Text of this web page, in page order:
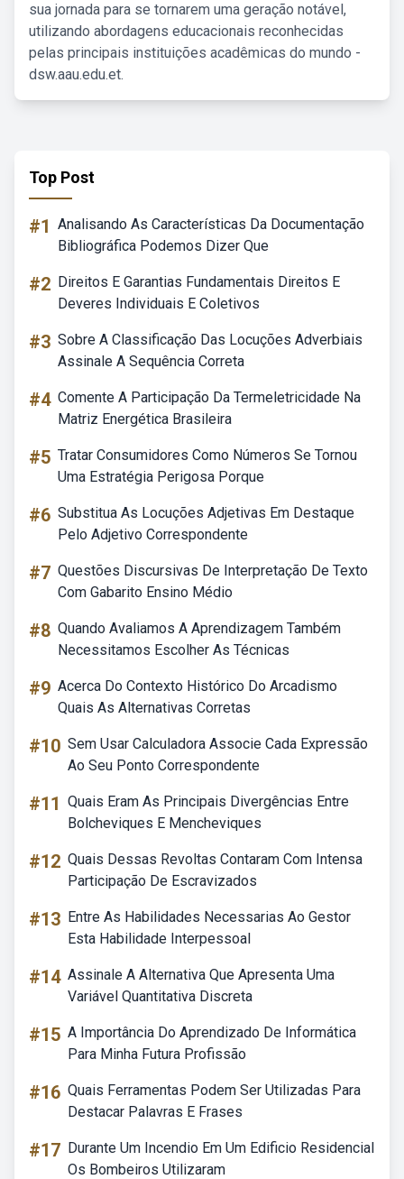
sua jornada para se tornarem uma geração notável,
utilizando abordagens educacionais reconhecidas
pelas principais instituições acadêmicas do mundo -
dsw.aau.edu.et.
Top Post
#1 Analisando As Características Da Documentação
Bibliográfica Podemos Dizer Que
#2 Direitos E Garantias Fundamentais Direitos E
Deveres Individuais E Coletivos
#3 Sobre A Classificação Das Locuções Adverbiais
Assinale A Sequência Correta
#4 Comente A Participação Da Termeletricidade Na
Matriz Energética Brasileira
#5 Tratar Consumidores Como Números Se Tornou
Uma Estratégia Perigosa Porque
#6 Substitua As Locuções Adjetivas Em Destaque
Pelo Adjetivo Correspondente
#7 Questões Discursivas De Interpretação De Texto
Com Gabarito Ensino Médio
#8 Quando Avaliamos A Aprendizagem Também
Necessitamos Escolher As Técnicas
#9 Acerca Do Contexto Histórico Do Arcadismo
Quais As Alternativas Corretas
#10 Sem Usar Calculadora Associe Cada Expressão
Ao Seu Ponto Correspondente
#11 Quais Eram As Principais Divergências Entre
Bolcheviques E Mencheviques
#12 Quais Dessas Revoltas Contaram Com Intensa
Participação De Escravizados
#13 Entre As Habilidades Necessarias Ao Gestor
Esta Habilidade Interpessoal
#14 Assinale A Alternativa Que Apresenta Uma
Variável Quantitativa Discreta
#15 A Importância Do Aprendizado De Informática
Para Minha Futura Profissão
#16 Quais Ferramentas Podem Ser Utilizadas Para
Destacar Palavras E Frases
#17 Durante Um Incendio Em Um Edificio Residencial
Os Bombeiros Utilizaram